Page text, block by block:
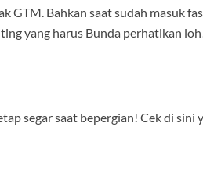
GTM. Bahkan saat sudah masuk
yang harus Bunda perhatikan
segar saat bepergian! Cek di sini